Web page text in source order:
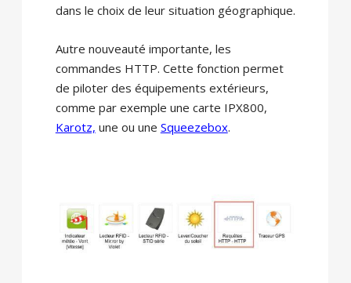
dans le choix de leur situation géographique.
Autre nouveauté importante, les
commandes HTTP. Cette fonction permet
de piloter des équipements extérieurs,
comme par exemple une carte IPX800,
Karotz, une ou une Squeezebox.